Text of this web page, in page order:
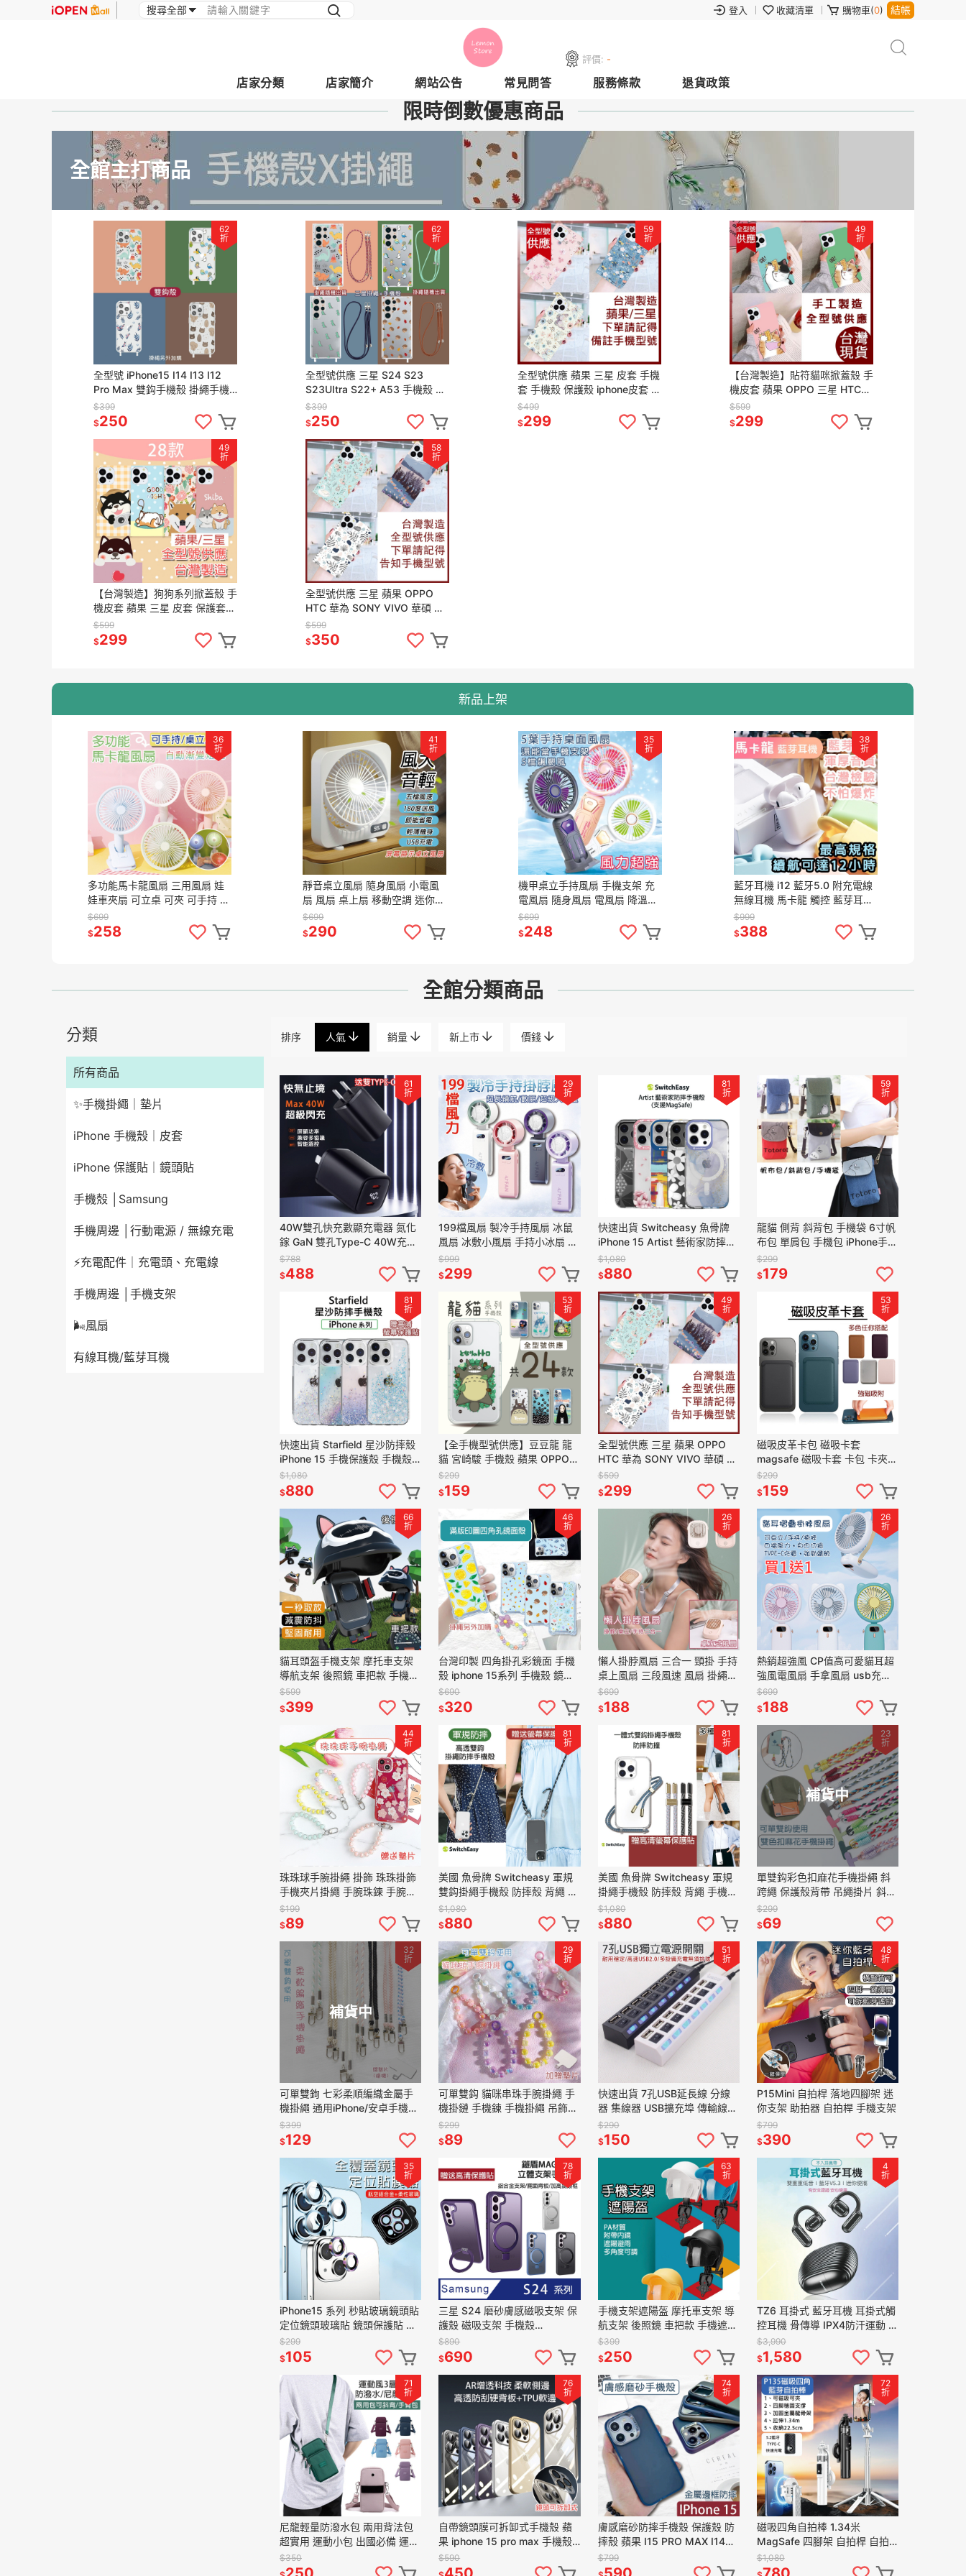
登入 收藏清單 購物車(0) 結帳
評價: -
店家分類 店家簡介 網站公告 常見問答 服務條款 退貨政策
限時倒數優惠商品
全館主打商品
62
折
全型號 iPhone15 I14 I13 I12
Pro Max 雙鈎手機殼 掛繩手機
殼 掛繩 側背手機殼 手機殼
$399
$250
62
折
全型號供應 三星 S24 S23
S23UItra S22+ A53 手機殼 掛
繩 手機掛繩 防摔殼 雙鈎殼
$399
$250
59
折
全型號供應 蘋果 三星 皮套 手機
套 手機殼 保護殼 iphone皮套 蘋
果手機皮套 三星皮套
$499
$299
49
折
【台灣製造】貼符貓咪掀蓋殼 手
機皮套 蘋果 OPPO 三星 HTC
華為 SONY 華碩 小米 皮套手機
套 手機殼
$599
$299
49
折
【台灣製造】狗狗系列掀蓋殼 手
機皮套 蘋果 三星 皮套 保護套手
機套 手機殼
$599
$299
58
折
全型號供應 三星 蘋果 OPPO
HTC 華為 SONY VIVO 華碩 皮
套 手機套 手機殼 保護套
$599
$350
新品上架
36
折
多功能馬卡龍風扇 三用風扇 娃
娃車夾扇 可立桌 可夾 可手持 低
噪音風扇 TYPE-C充電 風扇
$699
$258
41
折
靜音桌立風扇 隨身風扇 小電風
扇 風扇 桌上扇 移動空調 迷你冷
風扇 冷氣風扇 電風扇 空調扇
$699
$290
35
折
機甲桌立手持風扇 手機支架 充
電風扇 隨身風扇 電風扇 降溫神
器 颶風風扇 風扇 手持風扇
$699
$248
38
折
藍牙耳機 i12 藍牙5.0 附充電線
無線耳機 馬卡龍 觸控 藍芽耳機
無線藍牙耳機 真無線耳機 耳機
$999
$388
全館分類商品
分類
所有商品
✨手機掛繩｜墊片
iPhone 手機殼｜皮套
iPhone 保護貼｜鏡頭貼
手機殼 │Samsung
手機周邊 │行動電源 / 無線充電
⚡充電配件｜充電頭、充電線
手機周邊 │手機支架
🌬️風扇
有線耳機/藍芽耳機
排序 人氣 銷量 新上市 價錢
61
折
40W雙孔快充數顯充電器 氮化
鎵 GaN 雙孔Type-C 40W充電
頭 雙孔PD快充頭 PD手機充電
器
$788
$488
29
折
199檔風扇 製冷手持風扇 冰鼠
風扇 冰敷小風扇 手持小冰扇 黑
科技半導體冰敷風扇 手持小風
扇 桌扇 隨身風扇
$999
$299
81
折
快速出貨 Switcheasy 魚骨牌
iPhone 15 Artist 藝術家防摔手
機殼 支援MagSafe 保護殼
$1,080
$880
59
折
龍貓 側背 斜背包 手機袋 6寸帆
布包 單肩包 手機包 iPhone手機
掛脖 零錢包 包包 旅行包
$299
$179
81
折
快速出貨 Starfield 星沙防摔殼
iPhone 15 手機保護殼 手機殼
Switcheasy 防摔殼
$1,080
$880
53
折
【全手機型號供應】豆豆龍 龍
貓 宮崎駿 手機殼 蘋果 OPPO
三星 HTC 華為 SONY 小米
VIVO 保護殼
$299
$159
49
折
全型號供應 三星 蘋果 OPPO
HTC 華為 SONY VIVO 華碩 皮
套 手機套 手機殼 保護套
$599
$299
53
折
磁吸皮革卡包 磁吸卡套
magsafe 磁吸卡套 卡包 卡夾
磁吸卡夾 卡片夾 悠遊卡夾 磁吸
手機卡套
$299
$159
66
折
貓耳頭盔手機支架 摩托車支架
導航支架 後照鏡 車把款 手機遮
陽神器 手機支架 腳踏車支架 機
車支架
$599
$399
46
折
台灣印製 四角掛孔彩鏡面 手機
殼 iphone 15系列 手機殼 鏡面
殼 i14 pro 鏡子殼 15PLUS 保護
殼
$690
$320
26
折
懶人掛脖風扇 三合一 頸掛 手持
桌上風扇 三段風速 風扇 掛繩風
扇 USB風扇 無扇葉風扇 掛脖風
扇
$699
$188
26
折
熱銷超強風 CP值高可愛貓耳超
強風電風扇 手拿風扇 usb充電
強力3段風扇 風扇
$699
$188
44
折
珠珠球手腕掛繩 掛飾 珠珠掛飾
手機夾片掛繩 手腕珠鍊 手腕掛
繩 包包鏈 鑰匙圈 吊飾 掛繩 手
機掛繩
$199
$89
81
折
美國 魚骨牌 Switcheasy 軍規
雙鈎掛繩手機殼 防摔殼 背繩 手
機掛繩 側背繩 寬背帶 保護殼
$1,080
$880
81
折
美國 魚骨牌 Switcheasy 軍規
掛繩手機殼 防摔殼 背繩 手機掛
繩 側背繩 寬背帶 保護殼 掛繩
$1,080
$880
補貨中
23
折
單雙鈎彩色扣麻花手機掛繩 斜
跨繩 保護殼背帶 吊繩掛片 斜背
掛繩 蘋果 OPPO 三星 小米 手
機殼掛繩
$299
$69
補貨中
32
折
可單雙鉤 七彩柔順編織金屬手
機掛繩 通用iPhone/安卓手機殼
編織掛繩 吊繩 掛繩 手機掛繩
掛脖繩 掛繩 手機殼
$399
$129
29
折
可單雙鈎 貓咪串珠手腕掛繩 手
機掛鏈 手機鍊 手機掛繩 吊飾
掛飾 包包掛飾 手腕練 掛繩 手
機殼掛繩
$299
$89
51
折
快速出貨 7孔USB延長線 分線
器 集線器 USB擴充埠 傳輸線
延長線 七孔擴充槽 連接埠 USB
3.0 HUB
$290
$150
48
折
P15Mini 自拍桿 落地四腳架 迷
你支架 助拍器 自拍桿 手機支架
$799
$390
35
折
iPhone15 系列 秒貼玻璃鏡頭貼
定位鏡頭玻璃貼 鏡頭保護貼 保
護貼 鷹眼鏡頭貼 鏡頭貼
$299
$105
78
折
三星 S24 磨砂膚感磁吸支架 保
護殼 磁吸支架 手機殼
MagSafe充電殼 磁吸殼 防摔殼
S24Ultra
$890
$690
63
折
手機支架遮陽盔 摩托車支架 導
航支架 後照鏡 車把款 手機遮陽
神器 手機支架 腳踏車支架 機車
支架
$399
$250
4
折
TZ6 耳掛式 藍牙耳機 耳掛式觸
控耳機 骨傳導 IPX4防汗運動 音
樂 通話清晰 藍芽耳機
$3,990
$1,580
71
折
尼龍輕量防潑水包 兩用背法包
超實用 運動小包 出國必備 運動
必備 手機包 側背包 斜背包 肩
包 手機臂套 包包
$350
76
折
自帶鏡頭膜可拆卸式手機殼 蘋
果 iphone 15 pro max 手機殼
i15 保護殼 防摔殼
$590
74
折
膚感磨砂防摔手機殼 保護殼 防
摔殼 蘋果 I15 PRO MAX I14
PRP I15 pro 磨砂殼
$799
72
折
磁吸四角自拍棒 1.34米
MagSafe 四腳架 自拍桿 自拍
棒 藍芽自拍棒 自拍神器 手機腳
架
$1,080